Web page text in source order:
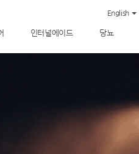
English
인터널에이드 당뇨